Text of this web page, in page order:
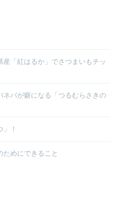
「紅はるか」でさつまいもチッ
バが癖になる「つるむらさきの
！
ためにできること